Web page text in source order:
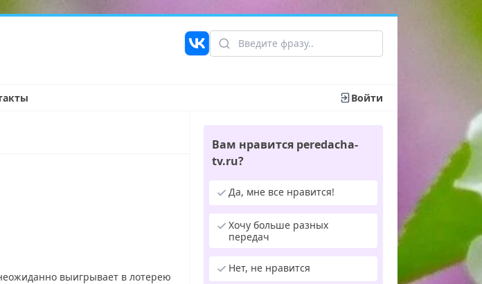
Войти
выигрывает в лотерею
Вам нравится peredacha-
tv.ru?
Да, мне все нравится!
Хочу больше разных
передач
Нет, не нравится